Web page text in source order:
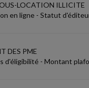
LOCATION ILLICITE
en ligne - Statut
DES PME
- Montant